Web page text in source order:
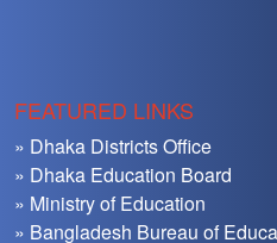
FEATURED LINKS
» Dhaka Districts Office
» Dhaka Education Board
» Ministry of Education
» Bangladesh Bureau of